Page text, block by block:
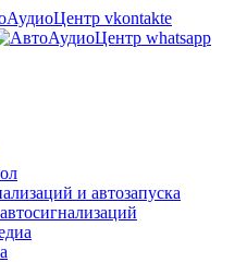
и автозапуска